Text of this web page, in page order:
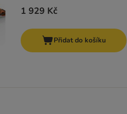
1 929 Kč
Přidat do košíku